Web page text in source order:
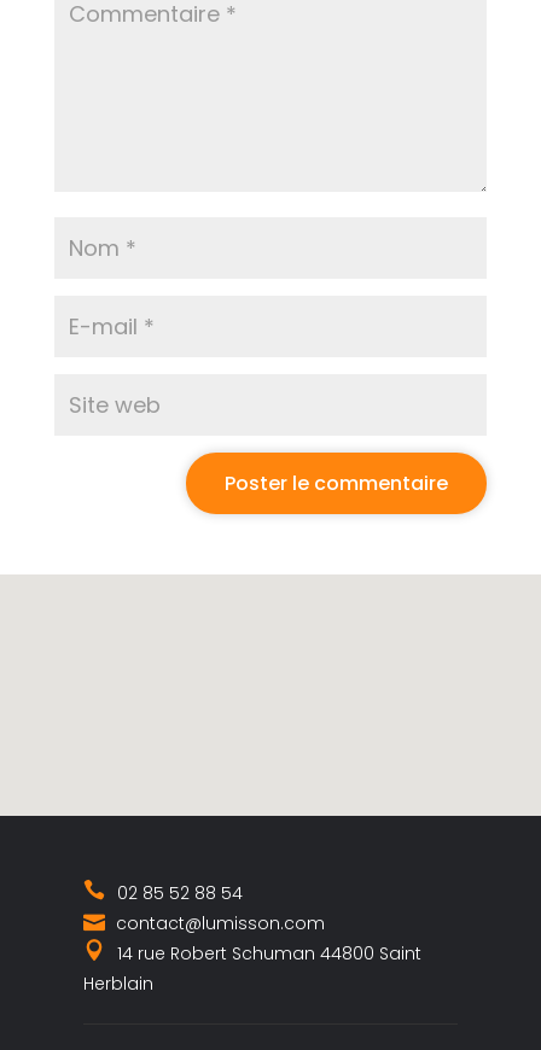
02 85 52 88 54
contact@lumisson.com
14 rue Robert Schuman 44800 Saint
Herblain